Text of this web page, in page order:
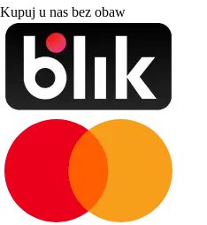
Kupuj u nas bez obaw